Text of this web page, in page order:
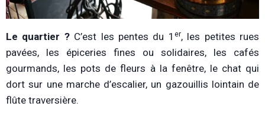
Le quartier ?C’est les pentes du 1 er, les petites rues
pavées, les épiceries fines ou solidaires, les cafés
gourmands, les pots de fleurs à la fenêtre, le chat qui
dort sur une marche d’escalier, un gazouillis lointain de
flûte traversière.